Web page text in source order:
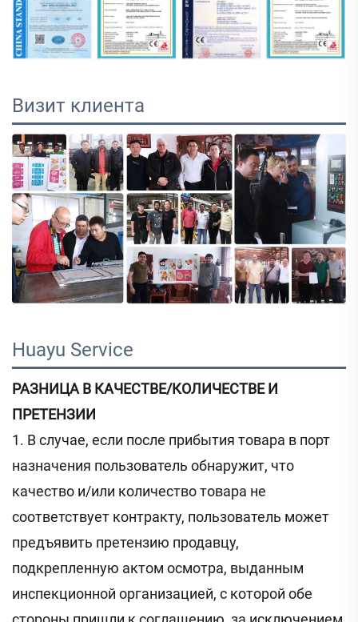
Визит клиента
Huayu Service
РАЗНИЦА В КАЧЕСТВЕ/КОЛИЧЕСТВЕ И
ПРЕТЕНЗИИ
1. В случае, если после прибытия товара в порт
назначения пользователь обнаружит, что
качество и/или количество товара не
соответствует контракту, пользователь может
предъявить претензию продавцу,
подкрепленную актом осмотра, выданным
инспекционной организацией, с которой обе